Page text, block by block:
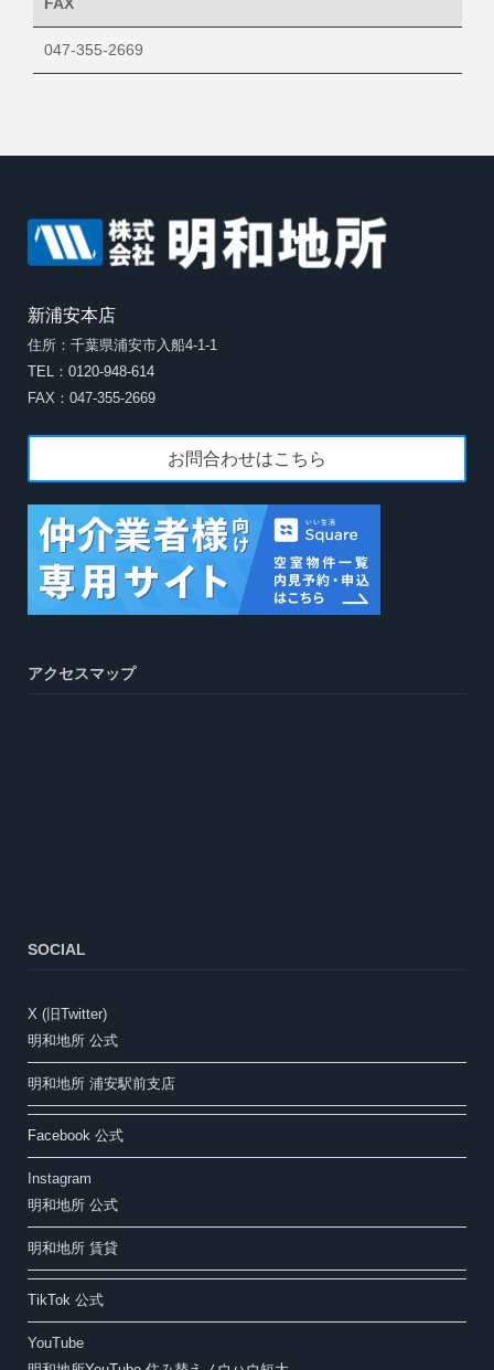
FAX
047-355-2669
新浦安本店
住所：千葉県浦安市入船4-1-1
TEL：0120-948-614
FAX：047-355-2669
お問合わせはこちら
アクセスマップ
SOCIAL
X (旧Twitter)
明和地所 公式
明和地所 浦安駅前支店
Facebook 公式
Instagram
明和地所 公式
明和地所 賃貸
TikTok 公式
YouTube